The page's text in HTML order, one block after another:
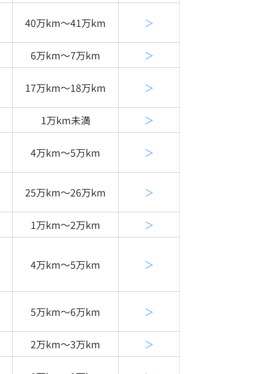
40万km〜41万km ＞
6万km〜7万km ＞
17万km〜18万km ＞
1万km未満 ＞
4万km〜5万km ＞
25万km〜26万km ＞
1万km〜2万km ＞
4万km〜5万km ＞
5万km〜6万km ＞
2万km〜3万km ＞